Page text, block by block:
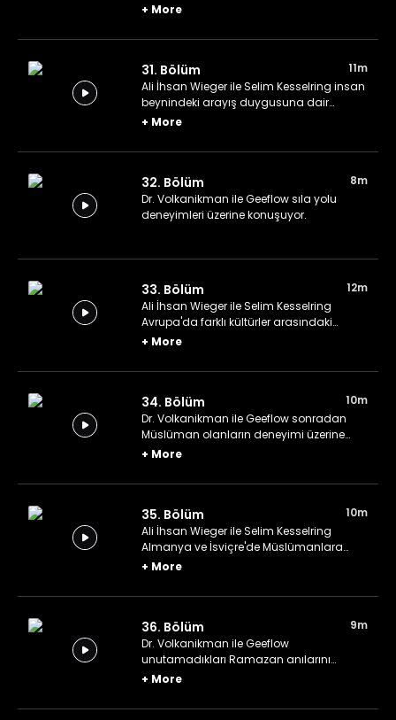
dönüşümünden bahsediyor.
+ More
31. Bölüm
11m
Ali İhsan Wieger ile Selim Kesselring insan
beynindeki arayış duygusuna dair
konuşuyor.
+ More
32. Bölüm
8m
Dr. Volkanikman ile Geeflow sıla yolu
deneyimleri üzerine konuşuyor.
33. Bölüm
12m
Ali İhsan Wieger ile Selim Kesselring
Avrupa'da farklı kültürler arasındaki
alışveriş üzerine konuşuyor.
+ More
34. Bölüm
10m
Dr. Volkanikman ile Geeflow sonradan
Müslüman olanların deneyimi üzerine
konuşuyor.
+ More
35. Bölüm
10m
Ali İhsan Wieger ile Selim Kesselring
Almanya ve İsviçre'de Müslümanlara
bakış üzerine deneyimlerini anlatıyor.
+ More
36. Bölüm
9m
Dr. Volkanikman ile Geeflow
unutamadıkları Ramazan anılarını
paylaşıyorlar.
+ More